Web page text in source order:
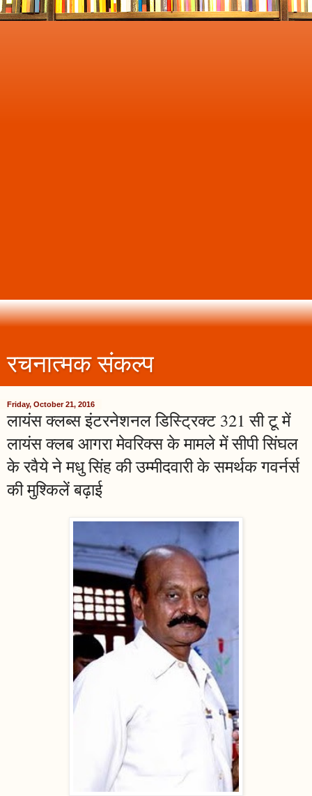
रचनात्मक संकल्प
Friday, October 21, 2016
लायंस क्लब्स इंटरनेशनल डिस्ट्रिक्ट 321 सी टू में
लायंस क्लब आगरा मेवरिक्स के मामले में सीपी सिंघल
के रवैये ने मधु सिंह की उम्मीदवारी के समर्थक गवर्नर्स
की मुश्किलें बढ़ाई